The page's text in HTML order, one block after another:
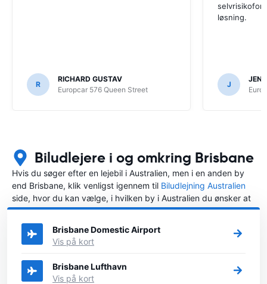
R
RICHARD GUSTAV
Europcar 576 Queen Street
løsning.
J
Biludlejere i og omkring Brisbane
Hvis du søger efter en lejebil i Australien, men i en anden by
end Brisbane, klik venligst igennem til Biludlejning Australien
side, hvor du kan vælge, i hvilken by i Australien du ønsker at
leje en bil.
Brisbane Domestic Airport
Vis på kort
Brisbane Lufthavn
Vis på kort